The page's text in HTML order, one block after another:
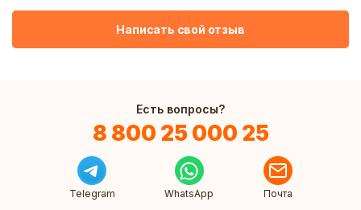
Написать свой отзыв
Есть вопросы?
8 800 25 000 25
Telegram WhatsApp Почта